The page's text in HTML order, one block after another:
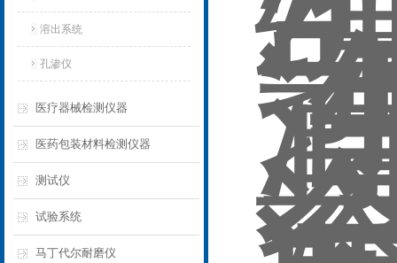
溶出系统
孔渗仪
医疗器械检测仪器
医药包装材料检测仪器
测试仪
试验系统
马丁代尔耐磨仪